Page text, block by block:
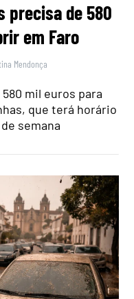
precisa de 580
em Faro
Mendonça
mil euros para
que terá horário
semana